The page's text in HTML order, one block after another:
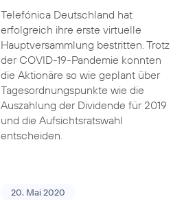
Telefónica Deutschland hat
erfolgreich ihre erste virtuelle
Hauptversammlung bestritten. Trotz
der COVID-19-Pandemie konnten
die Aktionäre so wie geplant über
Tagesordnungspunkte wie die
Auszahlung der Dividende für 2019
und die Aufsichtsratswahl
entscheiden.
20. Mai 2020